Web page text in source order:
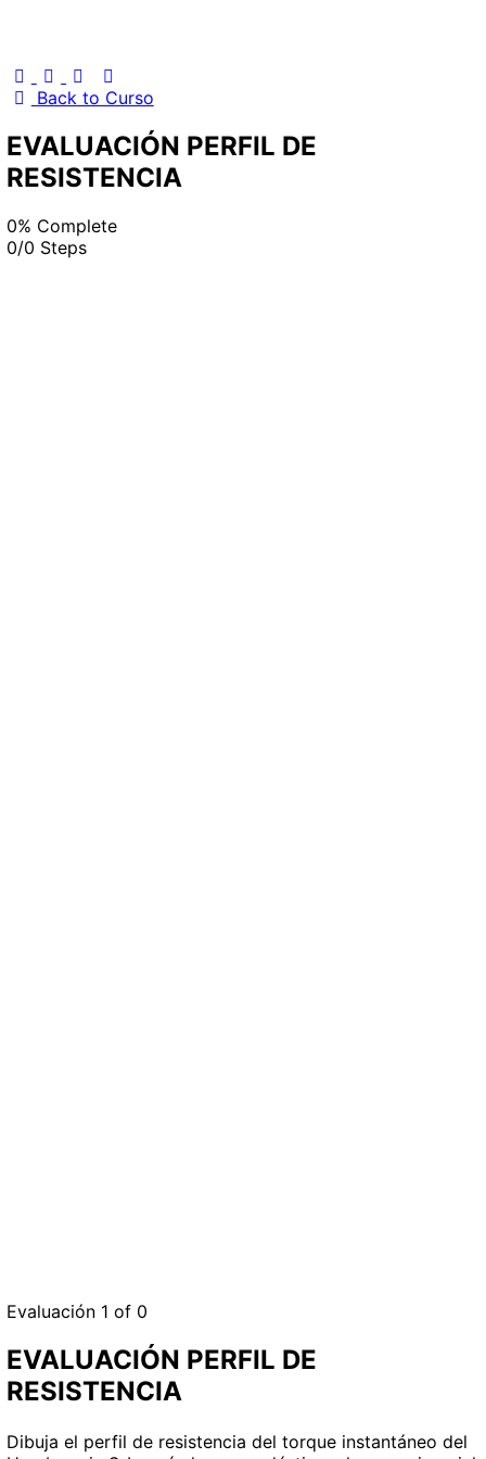
Back to Curso
EVALUACIÓN PERFIL DE
RESISTENCIA
0% Complete
0/0 Steps
Evaluación 1of 0
EVALUACIÓN PERFIL DE
RESISTENCIA
Dibuja el perfil de resistencia del torque instantáneo del